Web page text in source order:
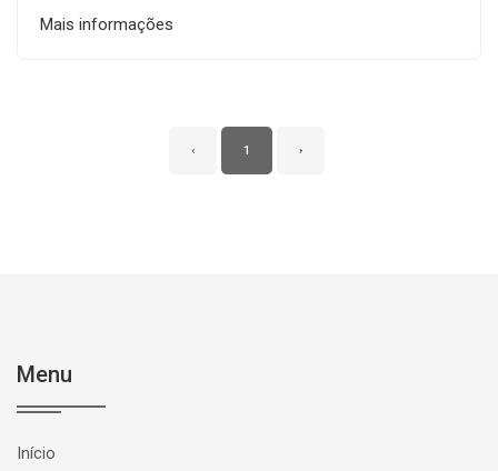
Mais informações
‹ 1 ›
Menu
Início